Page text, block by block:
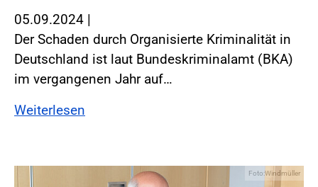
05.09.2024 |
Der Schaden durch Organisierte Kriminalität in
Deutschland ist laut Bundeskriminalamt (BKA)
im vergangenen Jahr auf…
Weiterlesen
Foto:Windmüller